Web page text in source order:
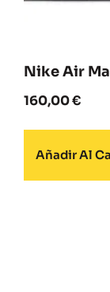
Nike Air
160,00€
Añadir Al